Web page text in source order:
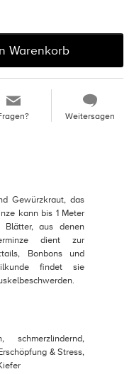
Warenkorb
Weitersagen
Gewürzkraut, das
kann bis 1 Meter
aus denen
dient zur
Bonbons und
findet sie
schmerzlindernd,
& Stress,